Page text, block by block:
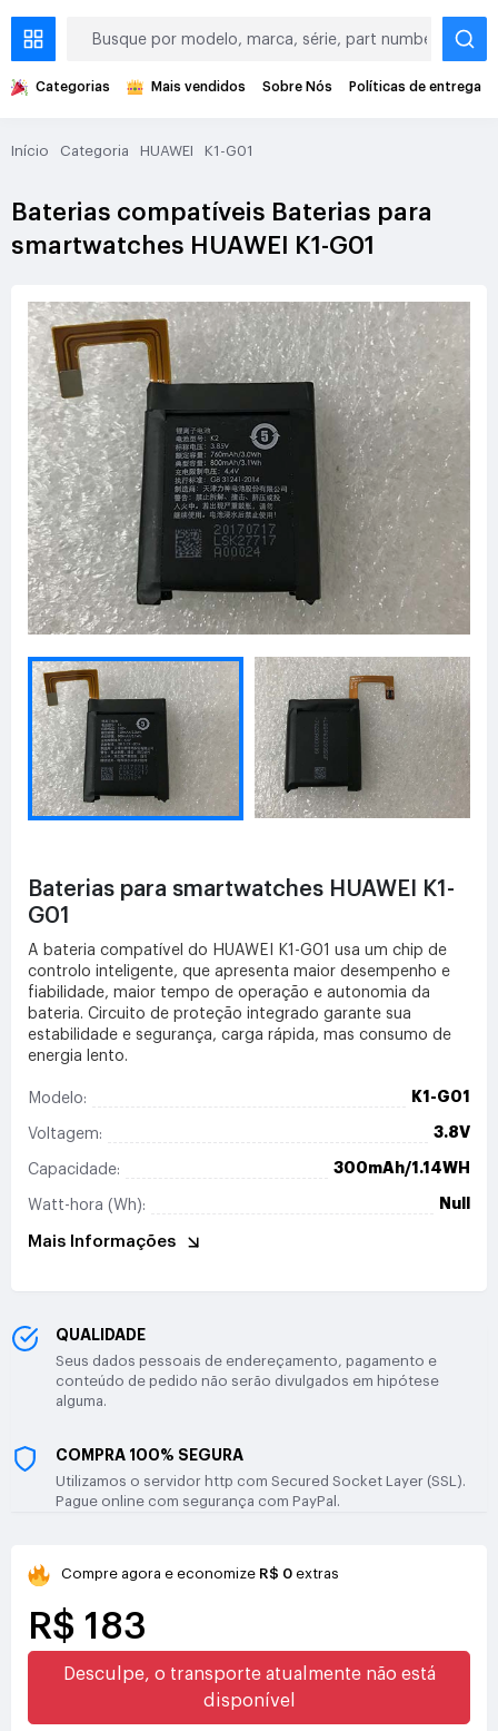
Categorias Mais vendidos Sobre Nós Políticas de entrega
Início Categoria HUAWEI K1-G01
Baterias compatíveis Baterias para
smartwatches HUAWEI K1-G01
Baterias para smartwatches HUAWEI K1-
G01
A bateria compatível do HUAWEI K1-G01 usa um chip de
controlo inteligente, que apresenta maior desempenho e
fiabilidade, maior tempo de operação e autonomia da
bateria. Circuito de proteção integrado garante sua
estabilidade e segurança, carga rápida, mas consumo de
energia lento.
Modelo: K1-G01
Voltagem: 3.8V
Capacidade: 300mAh/1.14WH
Watt-hora (Wh): Null
Mais Informações
QUALIDADE
Seus dados pessoais de endereçamento, pagamento e
conteúdo de pedido não serão divulgados em hipótese
alguma.
COMPRA 100% SEGURA
Utilizamos o servidor http com Secured Socket Layer (SSL).
Pague online com segurança com PayPal.
Compre agora e economize R$ 0 extras
R$ 183
Desculpe, o transporte atualmente não está
disponível